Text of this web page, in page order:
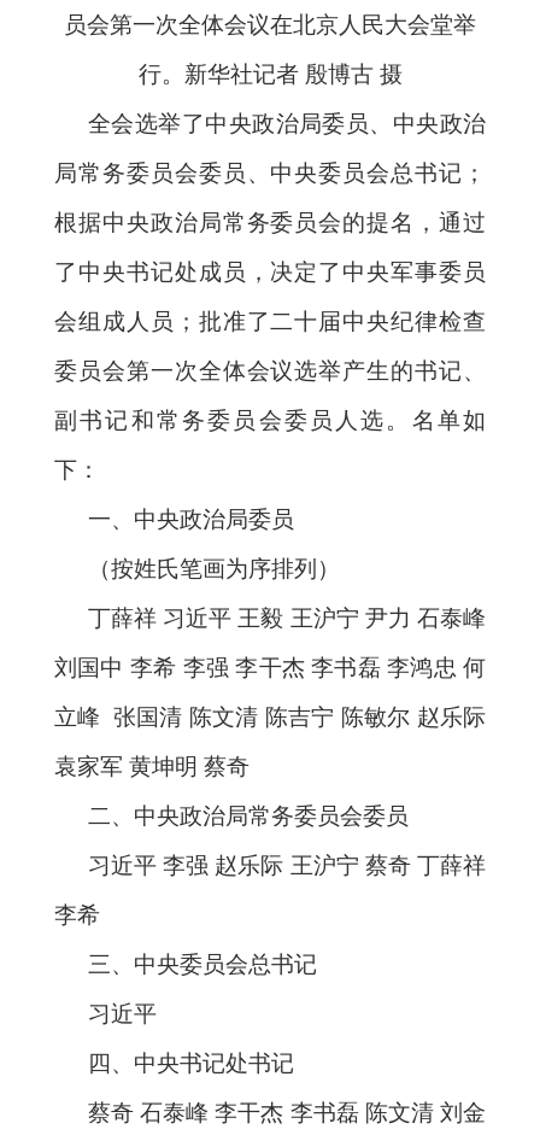
员会第一次全体会议在北京人民大会堂举
行。新华社记者 殷博古 摄
全会选举了中央政治局委员、中央政治
局常务委员会委员、中央委员会总书记；
根据中央政治局常务委员会的提名，通过
了中央书记处成员，决定了中央军事委员
会组成人员；批准了二十届中央纪律检查
委员会第一次全体会议选举产生的书记、
副书记和常务委员会委员人选。名单如
下：
一、中央政治局委员
（按姓氏笔画为序排列）
丁薛祥 习近平 王毅 王沪宁 尹力 石泰峰
刘国中 李希 李强 李干杰 李书磊 李鸿忠 何
立峰 张国清 陈文清 陈吉宁 陈敏尔 赵乐际
袁家军 黄坤明 蔡奇
二、中央政治局常务委员会委员
习近平 李强 赵乐际 王沪宁 蔡奇 丁薛祥
李希
三、中央委员会总书记
习近平
四、中央书记处书记
蔡奇 石泰峰 李干杰 李书磊 陈文清 刘金